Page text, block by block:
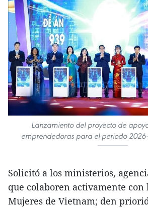
Lanzamiento del proyecto de
emprendedoras para el periodo
Solicitó a los ministerios,
que colaboren activamente con
Mujeres de Vietnam; den